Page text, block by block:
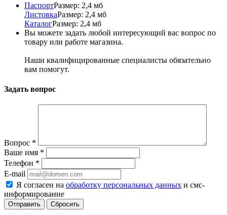
ПаспортРазмер: 2,4 мб
ЛистовкаРазмер: 2,4 мб
КаталогРазмер: 2,4 мб
Вы можете задать любой интересующий вас вопрос по
товару или работе магазина.
Наши квалифицированные специалисты обязательно
вам помогут.
Задать вопрос
Вопрос *
Ваше имя *
Телефон *
E-mail
Я согласен на обработку персональных данных и смс-
информирование
Сбросить